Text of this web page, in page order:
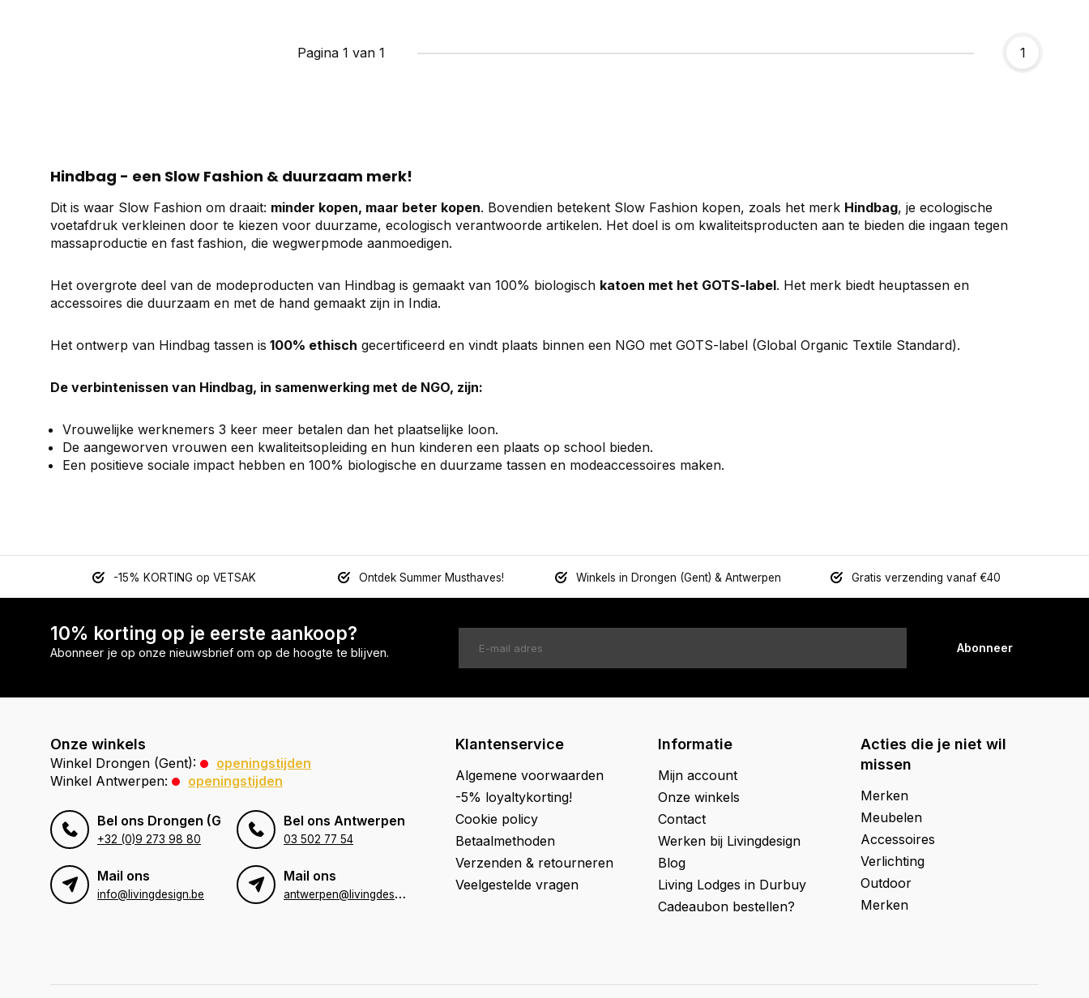
Pagina 1 van 1 1
Hindbag - een Slow Fashion & duurzaam merk!
Dit is waar Slow Fashion om draait: minder kopen, maar beter kopen. Bovendien betekent Slow Fashion kopen, zoals het merk Hindbag, je ecologische
voetafdruk verkleinen door te kiezen voor duurzame, ecologisch verantwoorde artikelen. Het doel is om kwaliteitsproducten aan te bieden die ingaan tegen
massaproductie en fast fashion, die wegwerpmode aanmoedigen.
Het overgrote deel van de modeproducten van Hindbag is gemaakt van 100% biologisch katoen met het GOTS-label. Het merk biedt heuptassen en
accessoires die duurzaam en met de hand gemaakt zijn in India.
Het ontwerp van Hindbag tassen is 100% ethisch gecertificeerd en vindt plaats binnen een NGO met GOTS-label (Global Organic Textile Standard).
De verbintenissen van Hindbag, in samenwerking met de NGO, zijn:
Vrouwelijke werknemers 3 keer meer betalen dan het plaatselijke loon.
De aangeworven vrouwen een kwaliteitsopleiding en hun kinderen een plaats op school bieden.
Een positieve sociale impact hebben en 100% biologische en duurzame tassen en modeaccessoires maken.
-15% KORTING op VETSAK Ontdek Summer Musthaves! Winkels in Drongen (Gent) & Antwerpen Gratis verzending vanaf €40
10% korting op je eerste aankoop?
Abonneer je op onze nieuwsbrief om op de hoogte te blijven. Abonneer
Onze winkels
Winkel Drongen (Gent):
openingstijden
Winkel Antwerpen:
openingstijden
Bel ons Drongen (Gent)
+32 (0)9 273 98 80
Bel ons Antwerpen
03 502 77 54
Mail ons
info@livingdesign.be
Mail ons
a
ntwerpen@livingdesign.be
Klantenservice
Algemene voorwaarden
-5% loyaltykorting!
Cookie policy
Betaalmethoden
Verzenden & retourneren
Veelgestelde vragen
Informatie
Mijn account
Onze winkels
Contact
Werken bij Livingdesign
Blog
Living Lodges in Durbuy
Cadeaubon bestellen?
Acties die je niet wil
missen
Merken
Meubelen
Accessoires
Verlichting
Outdoor
Merken